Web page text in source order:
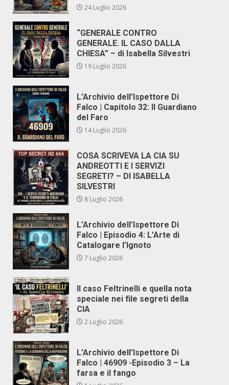
24 Luglio 2026
“GENERALE CONTRO
GENERALE. IL CASO DALLA
CHIESA” – di Isabella Silvestri
19 Luglio 2026
L’Archivio dell’Ispettore Di
Falco | Capitolo 32: Il Guardiano
del Faro
14 Luglio 2026
COSA SCRIVEVA LA CIA SU
ANDREOTTI E I SERVIZI
SEGRETI? – DI ISABELLA
SILVESTRI
8 Luglio 2026
L’Archivio dell’Ispettore Di
Falco | Episodio 4: L’Arte di
Catalogare l’Ignoto
7 Luglio 2026
Il caso Feltrinelli e quella nota
speciale nei file segreti della
CIA
2 Luglio 2026
L’Archivio dell’Ispettore Di
Falco | 46909 -Episodio 3 – La
farsa e il fango